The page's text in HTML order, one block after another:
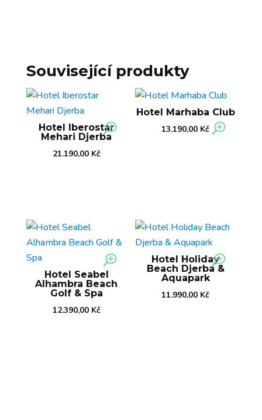
Související produkty
Hotel Iberostar
Mehari Djerba
21.190,00 Kč
Hotel Marhaba Club
13.190,00 Kč
Hotel Seabel
Alhambra Beach
Golf & Spa
12.390,00 Kč
Hotel Holiday
Beach Djerba &
Aquapark
11.990,00 Kč